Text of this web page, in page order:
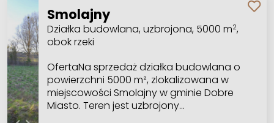
Smolajny
Działka budowlana, uzbrojona, 5000 m2,
obok rzeki
OfertaNa sprzedaż działka budowlana o
powierzchni 5000 m², zlokalizowana w
miejscowości Smolajny w gminie Dobre
Miasto. Teren jest uzbrojony…